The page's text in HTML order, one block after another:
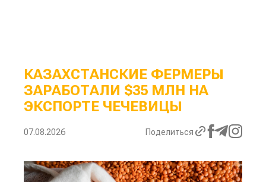
КАЗАХСТАНСКИЕ ФЕРМЕРЫ
ЗАРАБОТАЛИ $35 МЛН НА
ЭКСПОРТЕ ЧЕЧЕВИЦЫ
07.08.2026 Поделиться